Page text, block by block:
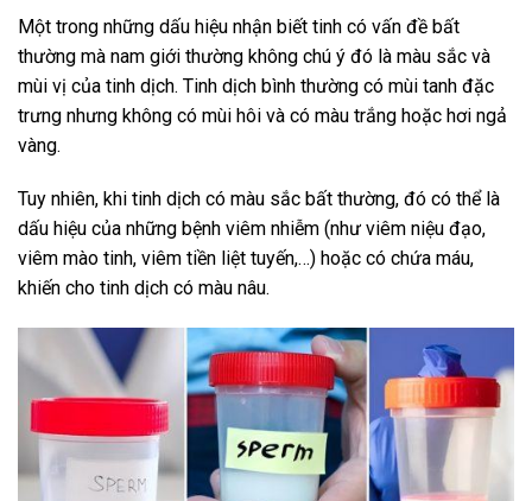
Một trong những dấu hiệu nhận biết tinh có vấn đề bất
thường mà nam giới thường không chú ý đó là màu sắc và
mùi vị của tinh dịch. Tinh dịch bình thường có mùi tanh đặc
trưng nhưng không có mùi hôi và có màu trắng hoặc hơi ngả
vàng.
Tuy nhiên, khi tinh dịch có màu sắc bất thường, đó có thể là
dấu hiệu của những bệnh viêm nhiễm (như viêm niệu đạo,
viêm mào tinh, viêm tiền liệt tuyến,…) hoặc có chứa máu,
khiến cho tinh dịch có màu nâu.